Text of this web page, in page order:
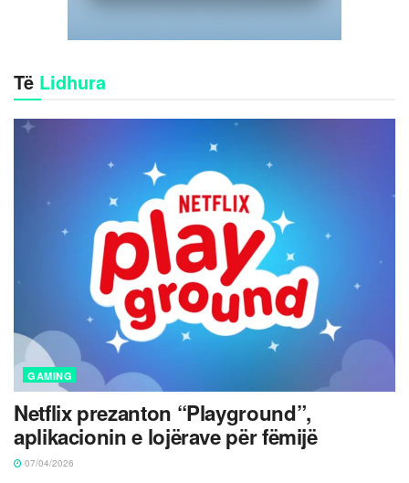
Të Lidhura
GAMING
Netflix prezanton “Playground”,
aplikacionin e lojërave për fëmijë
07/04/2026